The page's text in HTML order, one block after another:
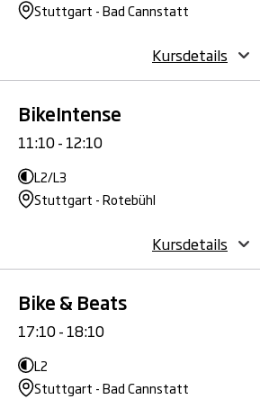
Stuttgart - Bad Cannstatt
Kursdetails
BikeIntense
11:10 - 12:10
L2/L3
Stuttgart - Rotebühl
Kursdetails
Bike & Beats
17:10 - 18:10
L2
Stuttgart - Bad Cannstatt